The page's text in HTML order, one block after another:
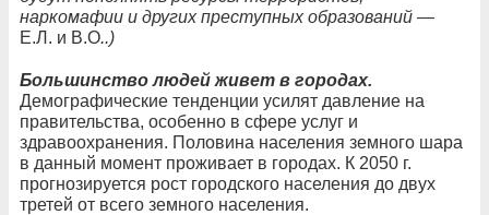
наркомафии и других преступных образований —
Е.Л. и В.О..)
Большинство людей живет в городах.
Демографические тенденции усилят давление на
правительства, особенно в сфере услуг и
здравоохранения. Половина населения земного шара
в данный момент проживает в городах. К 2050 г.
прогнозируется рост городского населения до двух
третей от всего земного населения.